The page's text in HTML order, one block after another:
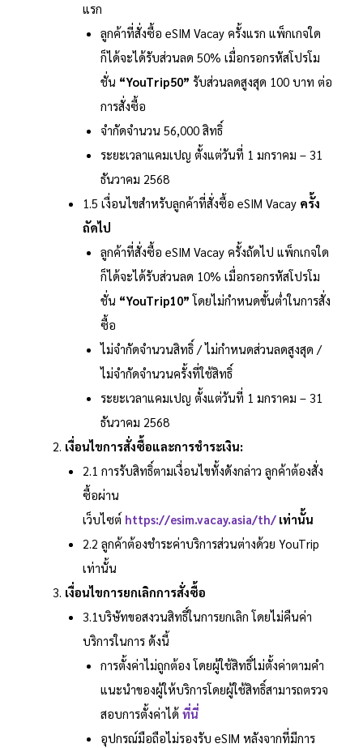
แรก
ลูกค้าที่สั่งซื้อ eSIM Vacay ครั้งแรก แพ็กเกจใด
ก็ได้จะได้รับส่วนลด 50% เมื่อกรอกรหัสโปรโม
ชั่น “YouTrip50” รับส่วนลดสูงสุด 100 บาท ต่อ
การสั่งซื้อ
จำกัดจำนวน 56,000 สิทธิ์
ระยะเวลาแคมเปญ ตั้งแต่วันที่ 1 มกราคม – 31
ธันวาคม 2568
1.5 เงื่อนไขสำหรับลูกค้าที่สั่งซื้อ eSIM Vacay ครั้ง
ถัดไป
ลูกค้าที่สั่งซื้อ eSIM Vacay ครั้งถัดไป แพ็กเกจใด
ก็ได้จะได้รับส่วนลด 10% เมื่อกรอกรหัสโปรโม
ชั่น “YouTrip10” โดยไม่กำหนดขั้นต่ำในการสั่ง
ซื้อ
ไม่จำกัดจำนวนสิทธิ์ / ไม่กำหนดส่วนลดสูงสุด /
ไม่จำกัดจำนวนครั้งที่ใช้สิทธิ์
ระยะเวลาแคมเปญ ตั้งแต่วันที่ 1 มกราคม – 31
ธันวาคม 2568
เงื่อนไขการสั่งซื้อและการชำระเงิน:
2.1 การรับสิทธิ์ตามเงื่อนไขทั้งดังกล่าว ลูกค้าต้องสั่ง
ซื้อผ่าน
เว็บไซต์ https://esim.vacay.asia/th/เท่านั้น
2.2 ลูกค้าต้องชำระค่าบริการส่วนต่างด้วย YouTrip
เท่านั้น
เงื่อนไขการยกเลิกการสั่งซื้อ
3.1บริษัทขอสงวนสิทธิ์ในการยกเลิก โดยไม่คืนค่า
บริการในการ ดังนี้
การตั้งค่าไม่ถูกต้อง โดยผู้ใช้สิทธิ์ไม่ตั้งค่าตามคำ
แนะนำของผู้ให้บริการโดยผู้ใช้สิทธิ์สามารถตรวจ
สอบการตั้งค่าได้ ที่นี่
อุปกรณ์มือถือไม่รองรับ eSIM หลังจากที่มีการ